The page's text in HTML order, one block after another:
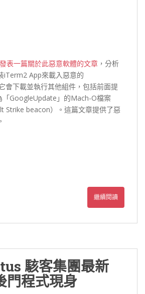
發表一篇關於此惡意軟體的文章 ，分析
iTerm2 App來載入惡意的
會下載並執行其他組件，包括前面提
「GoogleUpdate」的Mach-O檔案
Strike beacon）。這篇文章提供了惡
繼續閱讀
駭客集團最新
門程式現身